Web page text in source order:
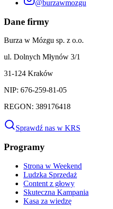
@burzawmozgu
Dane firmy
Burza w Mózgu sp. z o.o.
ul. Dolnych Młynów 3/1
31-124 Kraków
NIP: 676-259-81-05
REGON: 389176418
Sprawdź nas w KRS
Programy
Strona w Weekend
Ludzka Sprzedaż
Content z głowy
Skuteczna Kampania
Kasa za wiedzę